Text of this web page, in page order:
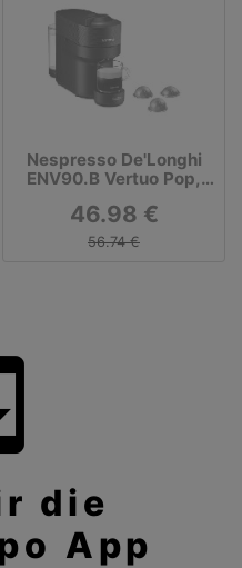
Nespresso De'Longhi
ENV90.B Vertuo Pop,
bereitet 4
Tassengrößen zu,
Centrifusion-
46.98 €
56.74 €
die
App